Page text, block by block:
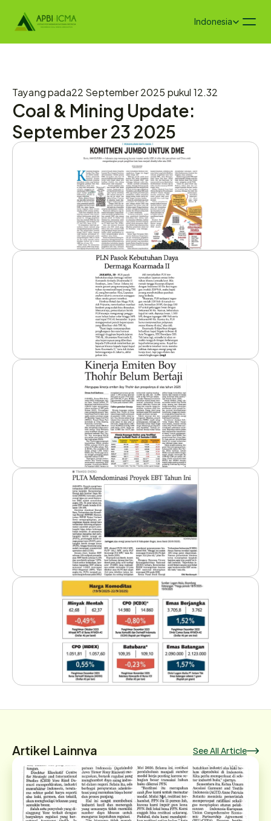
Select Language
Indonesia
Tayang pada22 September 2025 pukul 12.32
Coal & Mining Update:
September 23 2025
Artikel Lainnya See All Article